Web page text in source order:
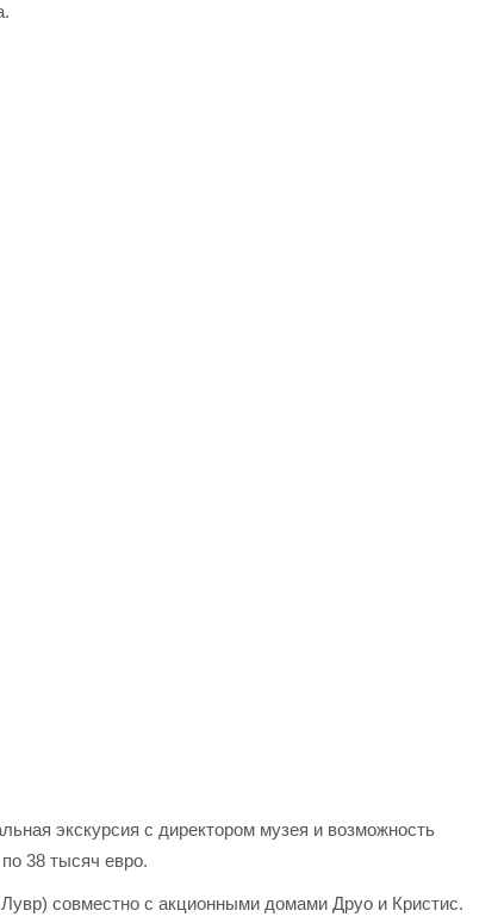
экскурсия с директором музея и возможность
38 тысяч евро.
совместно с акционными домами Друо и Кристис.